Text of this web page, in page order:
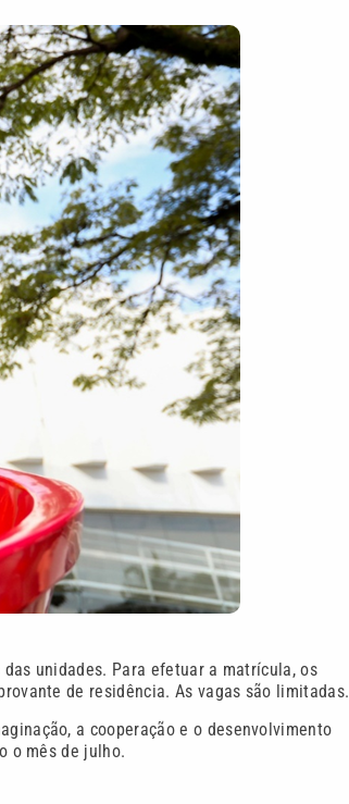
unidades. Para efetuar a matrícula, os
de residência. As vagas são limitadas.
a cooperação e o desenvolvimento
o mês de julho.